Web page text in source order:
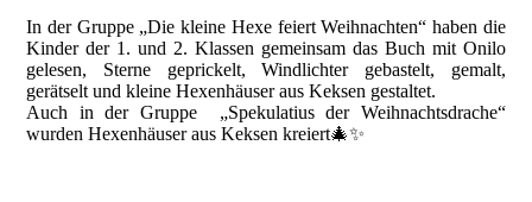
In der Gruppe „Die kleine Hexe feiert Weihnachten“ haben die
Kinder der 1. und 2. Klassen gemeinsam das Buch mit Onilo
gelesen, Sterne geprickelt, Windlichter gebastelt, gemalt,
gerätselt und kleine Hexenhäuser aus Keksen gestaltet.
Auch in der Gruppe „Spekulatius der Weihnachtsdrache“
wurden Hexenhäuser aus Keksen kreiert🎄✨